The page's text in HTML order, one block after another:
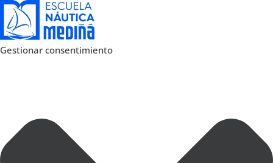
Gestionar consentimiento